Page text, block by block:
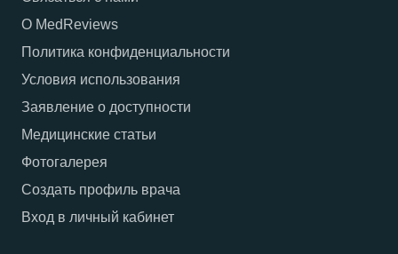
О MedReviews
Политика конфиденциальности
Условия использования
Заявление о доступности
Медицинские статьи
Фотогалерея
Создать профиль врача
Вход в личный кабинет